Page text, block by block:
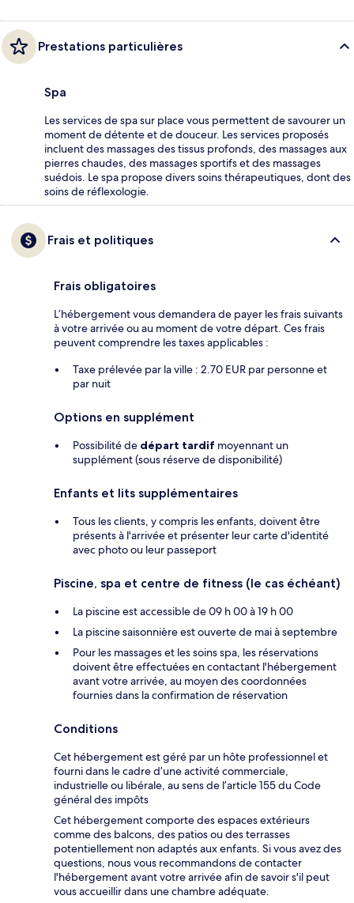
Prestations particulières
Spa
Les services de spa sur place vous permettent de savourer un
moment de détente et de douceur. Les services proposés
incluent des massages des tissus profonds, des massages aux
pierres chaudes, des massages sportifs et des massages
suédois. Le spa propose divers soins thérapeutiques, dont des
soins de réflexologie.
Frais et politiques
Frais obligatoires
L’hébergement vous demandera de payer les frais suivants
à votre arrivée ou au moment de votre départ. Ces frais
peuvent comprendre les taxes applicables :
Taxe prélevée par la ville : 2.70 EUR par personne et
par nuit
Options en supplément
Possibilité de départ tardif moyennant un
supplément (sous réserve de disponibilité)
Enfants et lits supplémentaires
Tous les clients, y compris les enfants, doivent être
présents à l'arrivée et présenter leur carte d'identité
avec photo ou leur passeport
Piscine, spa et centre de fitness (le cas échéant)
La piscine est accessible de 09 h 00 à 19 h 00
La piscine saisonnière est ouverte de mai à septembre
Pour les massages et les soins spa, les réservations
doivent être effectuées en contactant l'hébergement
avant votre arrivée, au moyen des coordonnées
fournies dans la confirmation de réservation
Conditions
Cet hébergement est géré par un hôte professionnel et
fourni dans le cadre d’une activité commerciale,
industrielle ou libérale, au sens de l’article 155 du Code
général des impôts
Cet hébergement comporte des espaces extérieurs
comme des balcons, des patios ou des terrasses
potentiellement non adaptés aux enfants. Si vous avez des
questions, nous vous recommandons de contacter
l'hébergement avant votre arrivée afin de savoir s'il peut
vous accueillir dans une chambre adéquate.